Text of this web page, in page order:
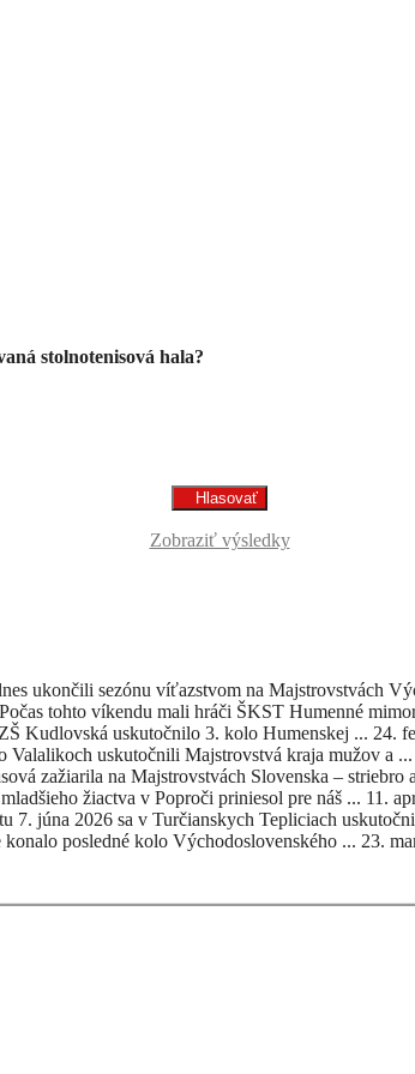
stolnotenisová hala?
Zobraziť výsledky
ukončili sezónu víťazstvom na Majstrovstvách
Počas tohto víkendu mali hráči ŠKST Humenné
Kudlovská uskutočnilo 3. kolo Humenskej ... 24.
Valalikoch uskutočnili Majstrovstvá kraja mužov a ...
zažiarila na Majstrovstvách Slovenska – striebro
žiactva v Poproči priniesol pre náš ... 11.
7. júna 2026 sa v Turčianskych Tepliciach
konalo posledné kolo Východoslovenského ... 23.